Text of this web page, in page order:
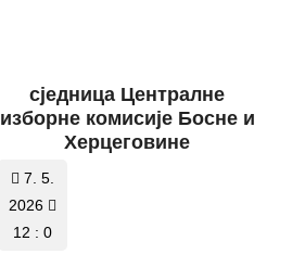
сједница Централне
изборне комисије Босне и
Херцеговине
7. 5.
2026
12 : 0